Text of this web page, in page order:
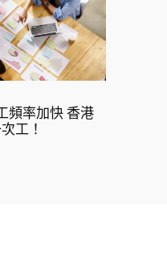
頻率加快 香港
工！